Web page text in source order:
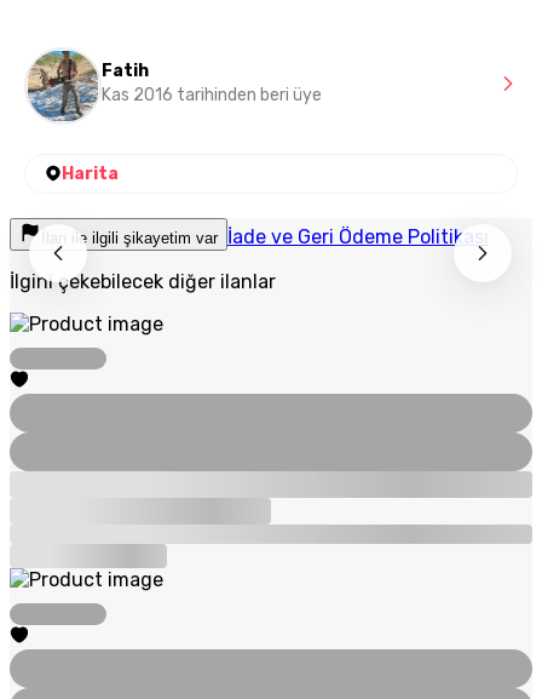
Fatih
Kas 2016 tarihinden beri üye
Harita
İlan ile ilgili şikayetim var İade ve Geri Ödeme Politikası
İlgini çekebilecek diğer ilanlar